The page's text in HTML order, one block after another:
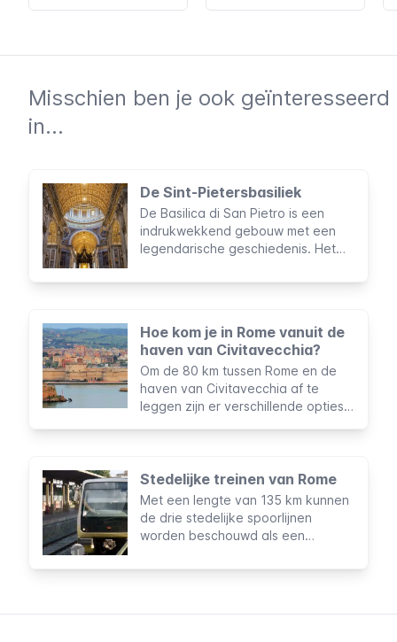
Misschien ben je ook geïnteresseerd
in...
De Sint-Pietersbasiliek
De Basilica di San Pietro is een
indrukwekkend gebouw met een
legendarische geschiedenis. Het
wat er binnenin de imposante kerk
en pelgrims uit de hele wereld.
Hoe kom je in Rome vanuit de
haven van Civitavecchia?
Om de 80 km tussen Rome en de
haven van Civitavecchia af te
leggen zijn er verschillende opties
Stedelijke treinen van Rome
Met een lengte van 135 km kunnen
de drie stedelijke spoorlijnen
worden beschouwd als een
Deze worden door dezelfde